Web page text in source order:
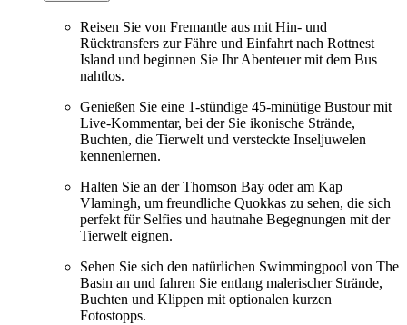
Reisen Sie von Fremantle aus mit Hin- und
Rücktransfers zur Fähre und Einfahrt nach Rottnest
Island und beginnen Sie Ihr Abenteuer mit dem Bus
nahtlos.
Genießen Sie eine 1-stündige 45-minütige Bustour mit
Live-Kommentar, bei der Sie ikonische Strände,
Buchten, die Tierwelt und versteckte Inseljuwelen
kennenlernen.
Halten Sie an der Thomson Bay oder am Kap
Vlamingh, um freundliche Quokkas zu sehen, die sich
perfekt für Selfies und hautnahe Begegnungen mit der
Tierwelt eignen.
Sehen Sie sich den natürlichen Swimmingpool von The
Basin an und fahren Sie entlang malerischer Strände,
Buchten und Klippen mit optionalen kurzen
Fotostopps.